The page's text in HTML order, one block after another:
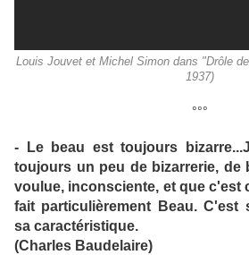
Louis Jouvet et Michel Simon dans "Drôle
1937)
°°°
- Le beau est toujours
toujours un peu de bizarrerie, de
voulue, inconsciente, et que c'est
fait particulièrement Beau. C'est
sa caractéristique.
(Charles Baudelaire)